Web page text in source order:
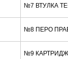
№7 ВТУЛКА
№8 ПЕРО
№9 КАРТРИДЖ